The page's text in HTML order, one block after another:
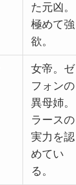
た元凶。
極めて強
欲。
女帝。ゼ
フォンの
異母姉。
ラースの
実力を認
めてい
る。